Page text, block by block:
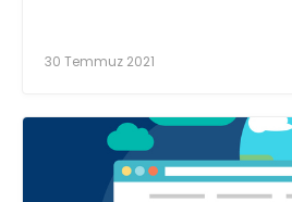
30 Temmuz 2021